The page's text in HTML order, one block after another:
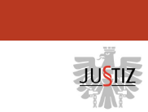
[1]
[2]
[3]